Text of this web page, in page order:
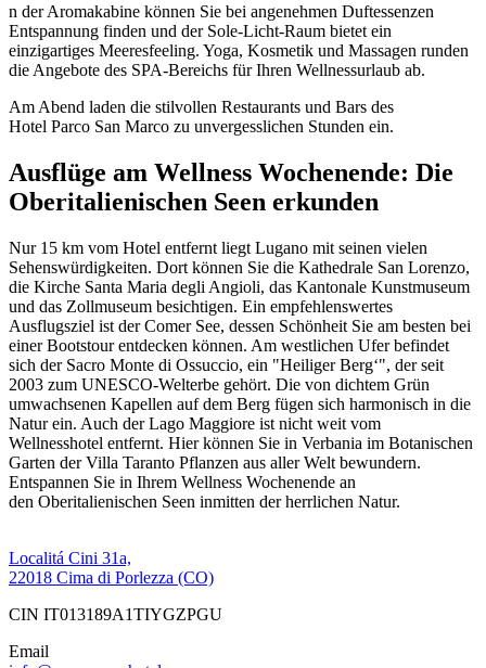
n der Aromakabine können Sie bei angenehmen Duftessenzen
Entspannung finden und der Sole-Licht-Raum bietet ein
einzigartiges Meeresfeeling. Yoga, Kosmetik und Massagen runden
die Angebote des SPA-Bereichs für Ihren Wellnessurlaub ab.
Am Abend laden die stilvollen Restaurants und Bars des
Hotel Parco San Marco zu unvergesslichen Stunden ein.
Ausflüge am Wellness Wochenende: Die
Oberitalienischen Seen erkunden
Nur 15 km vom Hotel entfernt liegt Lugano mit seinen vielen
Sehenswürdigkeiten. Dort können Sie die Kathedrale San Lorenzo,
die Kirche Santa Maria degli Angioli, das Kantonale Kunstmuseum
und das Zollmuseum besichtigen. Ein empfehlenswertes
Ausflugsziel ist der Comer See, dessen Schönheit Sie am besten bei
einer Bootstour entdecken können. Am westlichen Ufer befindet
sich der Sacro Monte di Ossuccio, ein "Heiliger Berg‘", der seit
2003 zum UNESCO-Welterbe gehört. Die von dichtem Grün
umwachsenen Kapellen auf dem Berg fügen sich harmonisch in die
Natur ein. Auch der Lago Maggiore ist nicht weit vom
Wellnesshotel entfernt. Hier können Sie in Verbania im Botanischen
Garten der Villa Taranto Pflanzen aus aller Welt bewundern.
Entspannen Sie in Ihrem Wellness Wochenende an
den Oberitalienischen Seen inmitten der herrlichen Natur.
Localitá Cini 31a,
22018 Cima di Porlezza (CO)
CIN IT013189A1TIYGZPGU
Email